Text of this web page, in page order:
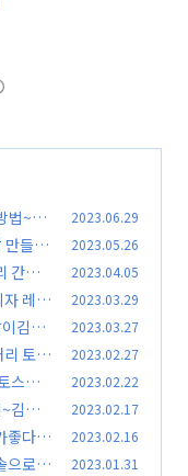
법~감
2023.06.29
만들기
옥요
2023.05.26
간장
2023.04.05
레시
다 간
2023.03.29
김밥
2023.03.27
토스
트 레
2023.02.27
스트
좋다
2023.02.22
김진
2023.02.17
좋다 /
2023.02.16
으로
2023.01.31